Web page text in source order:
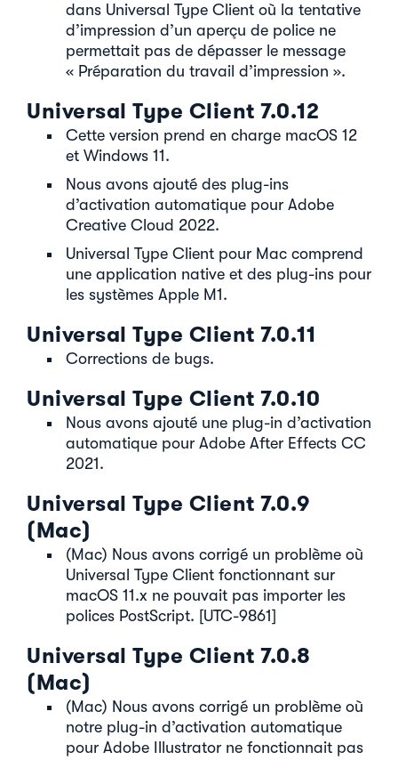
dans Universal Type Client où la tentative
d’impression d’un aperçu de police ne
permettait pas de dépasser le message
« Préparation du travail d’impression ».
Universal Type Client 7.0.12
Cette version prend en charge macOS 12
et Windows 11.
Nous avons ajouté des plug-ins
d’activation automatique pour Adobe
Creative Cloud 2022.
Universal Type Client pour Mac comprend
une application native et des plug-ins pour
les systèmes Apple M1.
Universal Type Client 7.0.11
Corrections de bugs.
Universal Type Client 7.0.10
Nous avons ajouté une plug-in d’activation
automatique pour Adobe After Effects CC
2021.
Universal Type Client 7.0.9
(Mac)
(Mac) Nous avons corrigé un problème où
Universal Type Client fonctionnant sur
macOS 11.x ne pouvait pas importer les
polices PostScript. [UTC-9861]
Universal Type Client 7.0.8
(Mac)
(Mac) Nous avons corrigé un problème où
notre plug-in d’activation automatique
pour Adobe Illustrator ne fonctionnait pas